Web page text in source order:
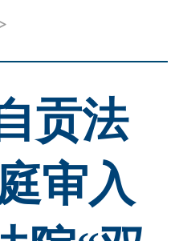
贡法
审入